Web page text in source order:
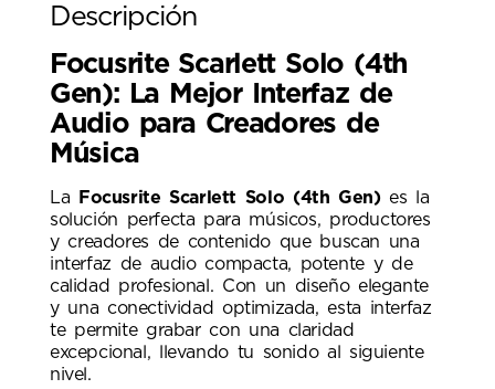
Descripción
Focusrite Scarlett Solo (4th
Gen): La Mejor Interfaz de
Audio para Creadores de
Música
La Focusrite Scarlett Solo (4th Gen)es la
solución perfecta para músicos, productores
y creadores de contenido que buscan una
interfaz de audio compacta, potente y de
calidad profesional. Con un diseño elegante
y una conectividad optimizada, esta interfaz
te permite grabar con una claridad
excepcional, llevando tu sonido al siguiente
nivel.